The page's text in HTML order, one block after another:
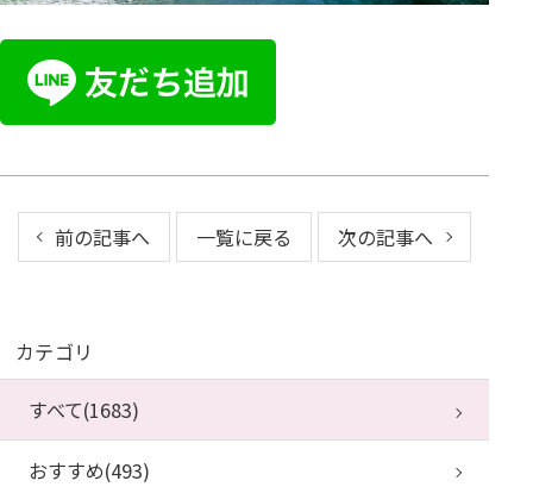
前の記事へ 一覧に戻る 次の記事へ
カテゴリ
すべて(1683)
おすすめ(493)